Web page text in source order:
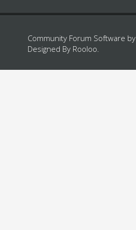
Community Forum Software by
Designed By Rooloo.